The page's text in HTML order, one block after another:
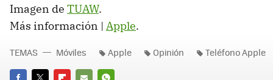
Imagen de TUAW.
Más información | Apple.
TEMAS Móviles Apple Opinión Teléfono Apple